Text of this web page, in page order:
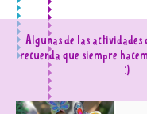
Algunas de las actividades
recuerda que siempre
:)